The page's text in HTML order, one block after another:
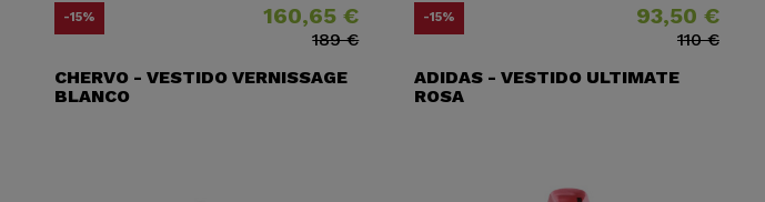
-15% Precio160,65 €
Precio base
189 €
CHERVO - VESTIDO VERNISSAGE
BLANCO
-15% Precio93,50 €
Precio base
110 €
ADIDAS - VESTIDO ULTIMATE
ROSA